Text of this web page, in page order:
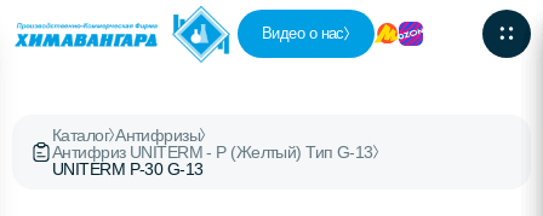
Видео о нас
Каталог Антифризы
Антифриз UNITERM - P (Желтый) Тип G-13
UNITERM P-30 G-13